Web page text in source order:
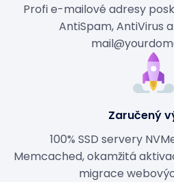
Profi e-mailové adresy
AntiSpam, AntiVirus
Zaručený
100% SSD servery
Memcached, okamžitá
migrace